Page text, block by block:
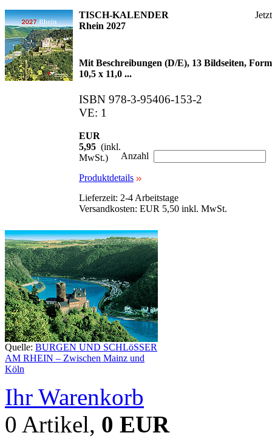
TISCH-KALENDER
Rhein 2027
Mit Beschreibungen (D/E), 13 Bildseiten,
10,5 x 11,0 ...
ISBN 978-3-95406-153-2
VE: 1
EUR
5,95 (inkl.
MwSt.)
Anzahl
Produktdetails
Lieferzeit: 2-4 Arbeitstage
Versandkosten: EUR 5,50 inkl. MwSt.
Quelle: BURGEN UND SCHLöSSER
AM RHEIN – Zwischen Mainz und
Köln
Ihr Warenkorb
0 Artikel, 0 EUR